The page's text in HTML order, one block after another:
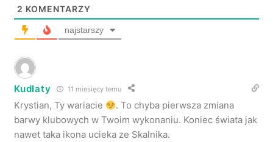
2 KOMENTARZY
najstarszy
Kudłaty 11 miesięcy temu
Krystian, Ty wariacie
. To chyba pierwsza zmiana
barwy klubowych w Twoim wykonaniu. Koniec świata jak
nawet taka ikona ucieka ze Skalnika.